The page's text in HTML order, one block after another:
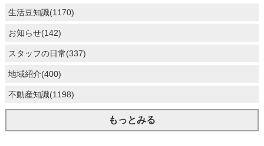
生活豆知識(1170)
お知らせ(142)
スタッフの日常(337)
地域紹介(400)
不動産知識(1198)
もっとみる